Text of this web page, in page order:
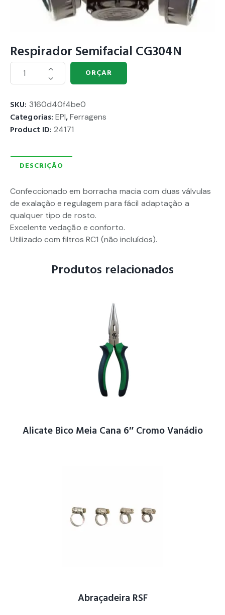
Respirador Semifacial CG304N
ORÇAR
SKU: 3160d40f4be0
Categorias:EPI,Ferragens
Product ID:24171
DESCRIÇÃO
Confeccionado em borracha macia com duas válvulas
de exalação e regulagem para fácil adaptação a
qualquer tipo de rosto.
Excelente vedação e conforto.
Utilizado com filtros RC1 (não incluídos).
Produtos relacionados
Alicate Bico Meia Cana 6″ Cromo Vanádio
Abraçadeira RSF